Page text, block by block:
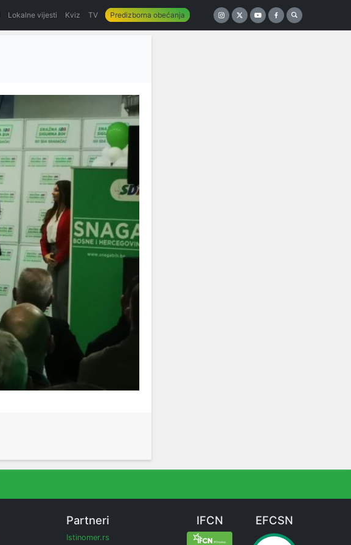
Lokalne vijesti Kviz TV Predizborna obećanja
Partneri
Istinomer.rs
IFCN EFCSN